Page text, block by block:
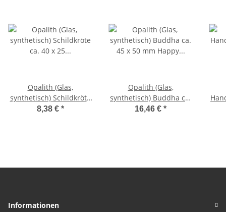
Opalith (Glas,
synthetisch) Schildkröte
ca. 40 x 25 x 15 mm mit
8,38 € *
Opalith (Glas,
synthetisch) Buddha ca.
45 x 50 mm Happy
16,46 € *
Informationen